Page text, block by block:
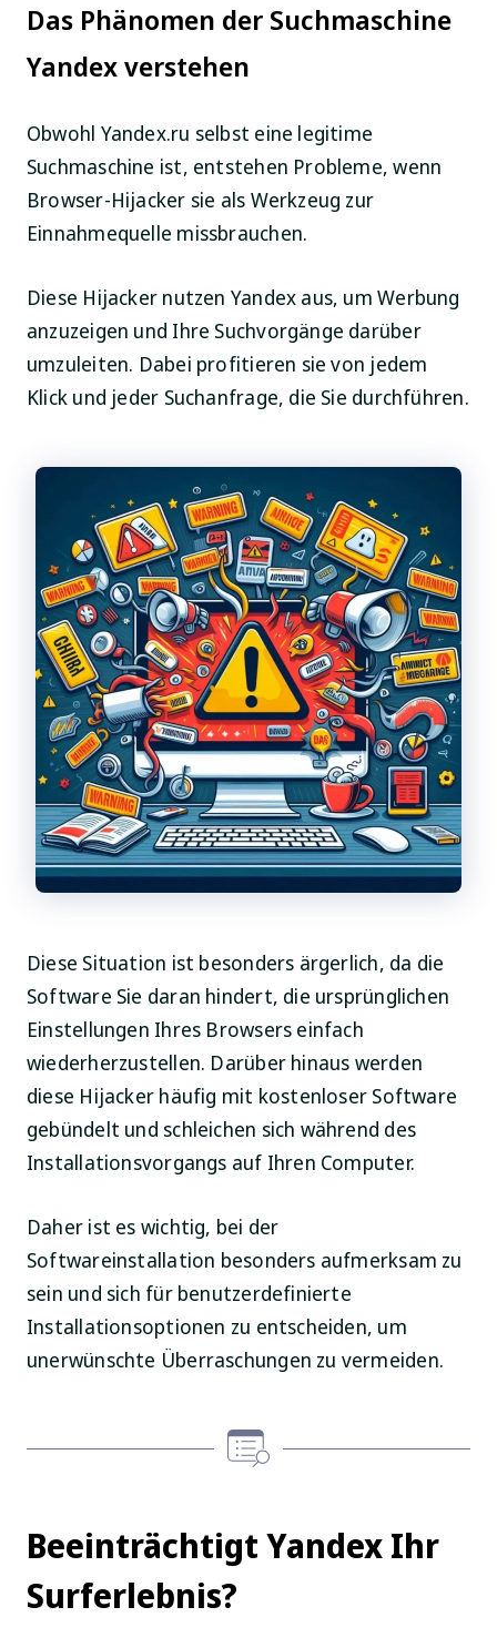
Das Phänomen der Suchmaschine
Yandex verstehen
Obwohl Yandex.ru selbst eine legitime
Suchmaschine ist, entstehen Probleme, wenn
Browser-Hijacker sie als Werkzeug zur
Einnahmequelle missbrauchen.
Diese Hijacker nutzen Yandex aus, um Werbung
anzuzeigen und Ihre Suchvorgänge darüber
umzuleiten. Dabei profitieren sie von jedem
Klick und jeder Suchanfrage, die Sie durchführen.
Diese Situation ist besonders ärgerlich, da die
Software Sie daran hindert, die ursprünglichen
Einstellungen Ihres Browsers einfach
wiederherzustellen. Darüber hinaus werden
diese Hijacker häufig mit kostenloser Software
gebündelt und schleichen sich während des
Installationsvorgangs auf Ihren Computer.
Daher ist es wichtig, bei der
Softwareinstallation besonders aufmerksam zu
sein und sich für benutzerdefinierte
Installationsoptionen zu entscheiden, um
unerwünschte Überraschungen zu vermeiden.
Beeinträchtigt Yandex Ihr
Surferlebnis?